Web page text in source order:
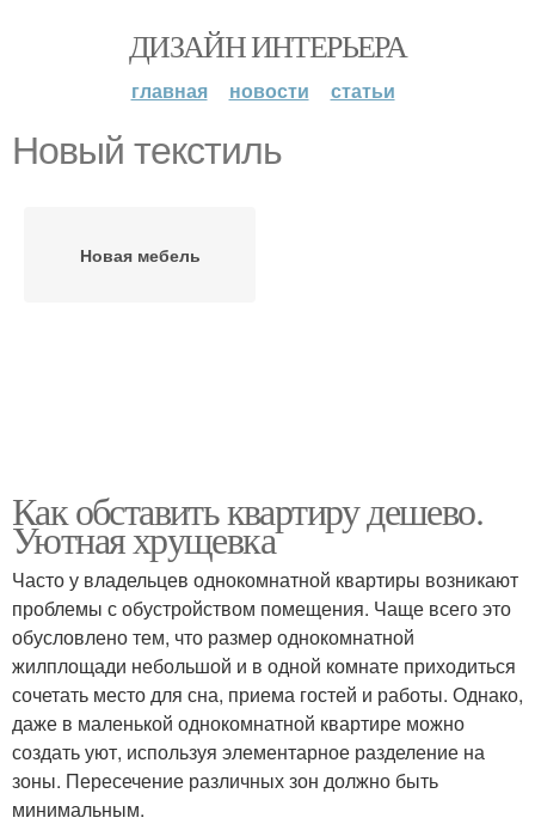
ДИЗАЙН ИНТЕРЬЕРА
главная новости статьи
Новый текстиль
Новая мебель
Как обставить квартиру дешево.
Уютная хрущевка
Часто у владельцев однокомнатной квартиры возникают
проблемы с обустройством помещения. Чаще всего это
обусловлено тем, что размер однокомнатной
жилплощади небольшой и в одной комнате приходиться
сочетать место для сна, приема гостей и работы. Однако,
даже в маленькой однокомнатной квартире можно
создать уют, используя элементарное разделение на
зоны. Пересечение различных зон должно быть
минимальным.